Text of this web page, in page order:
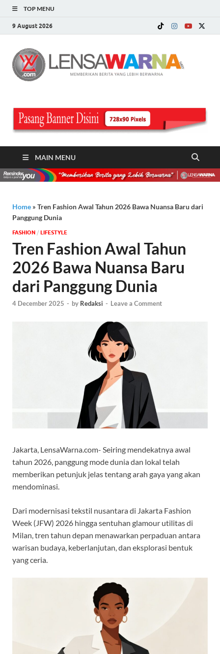
TOP MENU
9 August 2026
MAIN MENU
Home » Tren Fashion Awal Tahun 2026 Bawa Nuansa Baru dari
Panggung Dunia
FASHION / ‎LIFESTYLE
Tren Fashion Awal Tahun
2026 Bawa Nuansa Baru
dari Panggung Dunia
4 December 2025 - by Redaksi - Leave a Comment
Jakarta, LensaWarna.com- Seiring mendekatnya awal
tahun 2026, panggung mode dunia dan lokal telah
memberikan petunjuk jelas tentang arah gaya yang akan
mendominasi.
Dari modernisasi tekstil nusantara di Jakarta Fashion
Week (JFW) 2026 hingga sentuhan glamour utilitas di
Milan, tren tahun depan menawarkan perpaduan antara
warisan budaya, keberlanjutan, dan eksplorasi bentuk
yang ceria.